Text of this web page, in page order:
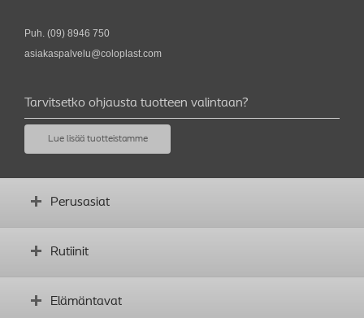
Puh. (09) 8946 750
asiakaspalvelu@coloplast.com
Tarvitsetko ohjausta tuotteen valintaan?
Lue lisää tuotteistamme
Perusasiat
Mikä on avanne?
Rutiinit
Toimivien rutiinien luominen
Elämäntavat